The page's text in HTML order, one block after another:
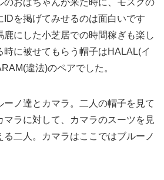
のおばちゃんが来た時に、モスクの
IDを掲げてみせるのは面白いです
鹿にした小芝居での時間稼ぎも楽し
時に被せてもらう帽子はHALAL(イ
違法)のペアでした。
ーノ達とカマラ。二人の帽子を見て
マラに対して、カマラのスーツを見
る二人。カマラはここではブルーノ